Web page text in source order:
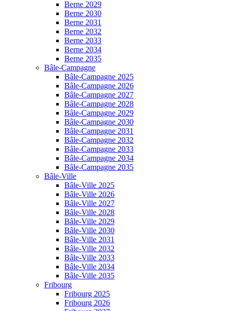
Berne 2029
Berne 2030
Berne 2031
Berne 2032
Berne 2033
Berne 2034
Berne 2035
Bâle-Campagne
Bâle-Campagne 2025
Bâle-Campagne 2026
Bâle-Campagne 2027
Bâle-Campagne 2028
Bâle-Campagne 2029
Bâle-Campagne 2030
Bâle-Campagne 2031
Bâle-Campagne 2032
Bâle-Campagne 2033
Bâle-Campagne 2034
Bâle-Campagne 2035
Bâle-Ville
Bâle-Ville 2025
Bâle-Ville 2026
Bâle-Ville 2027
Bâle-Ville 2028
Bâle-Ville 2029
Bâle-Ville 2030
Bâle-Ville 2031
Bâle-Ville 2032
Bâle-Ville 2033
Bâle-Ville 2034
Bâle-Ville 2035
Fribourg
Fribourg 2025
Fribourg 2026